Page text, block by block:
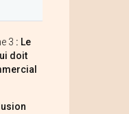
3 : Le
doit